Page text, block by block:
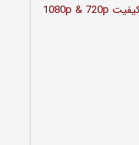
با کیفیت 1080p & 720p